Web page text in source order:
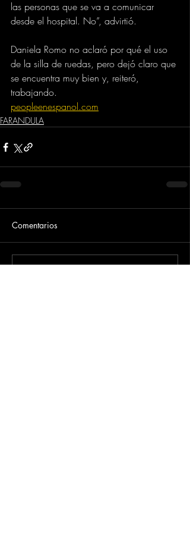
las personas que se va a comunicar
desde el hospital. No”, advirtió.
Daniela Romo no aclaró por qué el uso
de la silla de ruedas, pero dejó claro que
se encuentra muy bien y, reiteró,
trabajando.
peopleenespanol.com
FARANDULA
Comentarios